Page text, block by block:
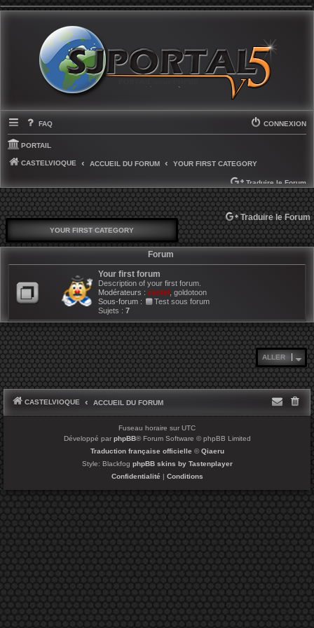
FAQ CONNEXION
PORTAIL
CASTELVIOQUE ACCUEIL DU FORUM YOUR FIRST CATEGORY
Traduire le Forum
Traduire le Forum
YOUR FIRST CATEGORY
Forum
Your first forum
Description of your first forum.
Modérateurs : castel
goldotoon
Sous-forum :
Test sous forum
Sujets : 7
ALLER
CASTELVIOQUE ACCUEIL DU FORUM
Fuseau horaire sur UTC
Développé par phpBB® Forum Software © phpBB Limited
Traduction française officielle ©Qiaeru
Style: Blackfog phpBB skins by Tastenplayer
Confidentialité
Conditions